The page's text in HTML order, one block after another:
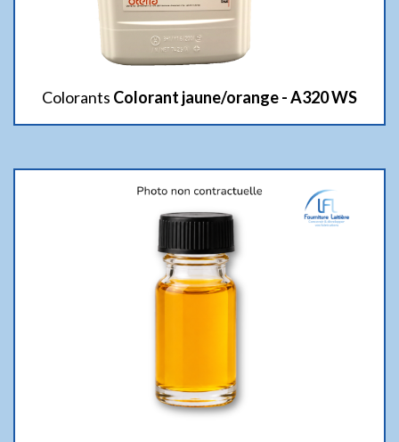
Colorants Colorant jaune/orange - A320 WS